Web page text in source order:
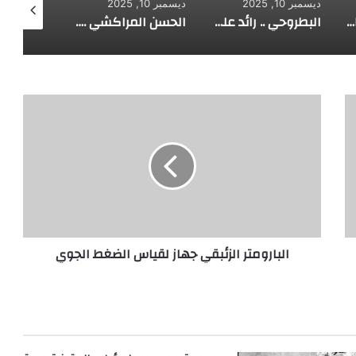
السيارة الحديثة
ديسمبر 10, 2025
البطروحي .. رائد علم الفلك الحديث
ديسمبر 10, 2025
الحسن المراكشي .. أعظم من صنف علم المثلثات أبو علي الحسن
ديسمبر 10, 2025
ر
ق
ي
البارومتر الزئبقي جهاز لقياس الضغط الجوي